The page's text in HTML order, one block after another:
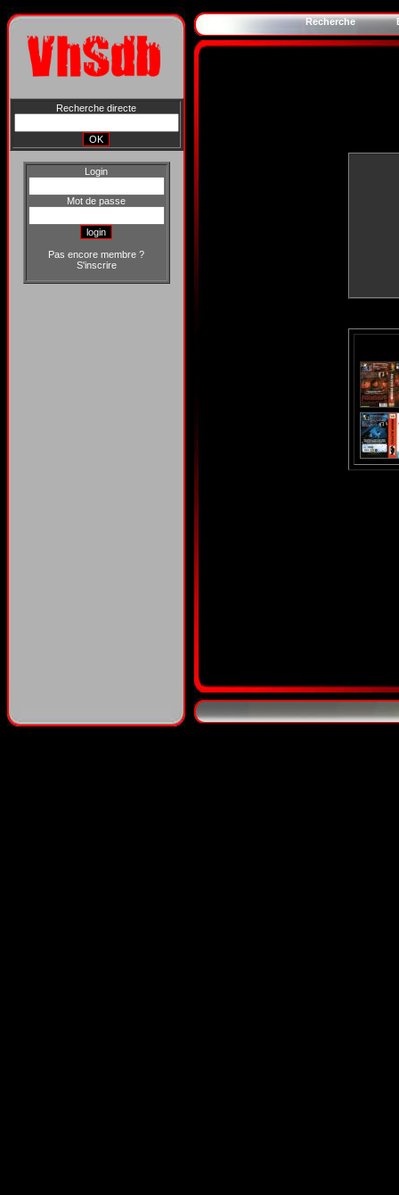
Recherche directe
Login
Mot de passe
Pas encore membre ?
S'inscrire
Recherche